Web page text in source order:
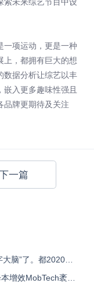
一项运动，更是一种
上，都拥有巨大的想
数据分析让综艺以丰
入更多趣味性强且
品牌更期待及关注
一篇
都2020年了，企业是时候需要一个“数字大脑”了。都2020年了，企业是时候需要一个“数字大脑”了。
MobTech袤博线索评分 助力教育企业降本增效MobTech袤博线索评分 助力教育企业降本增效